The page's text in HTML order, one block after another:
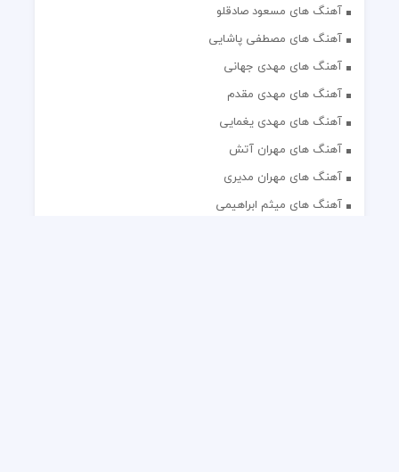
آهنگ های مسعود صادقلو
آهنگ های مصطفی پاشایی
آهنگ های مهدی جهانی
آهنگ های مهدی مقدم
آهنگ های مهدی یغمایی
آهنگ های مهران آتش
آهنگ های مهران مدیری
آهنگ های میثم ابراهیمی